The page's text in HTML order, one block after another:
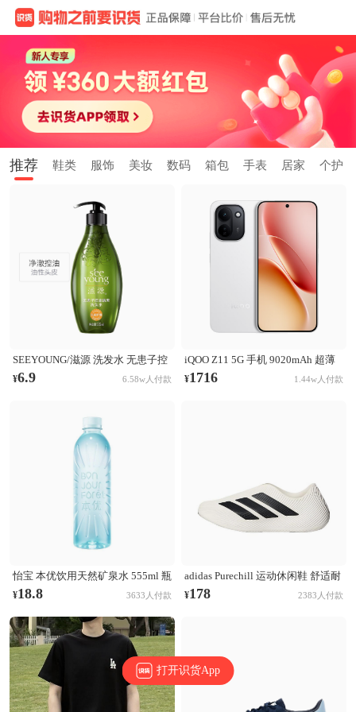
推荐 鞋类 服饰 美妆 数码 箱包 手表 居家 个护
SEEYOUNG/滋源 洗发水 无患子控
油清爽洗发水 无硅油 【油性】无
¥6.9 6.58w人付款
iQOO Z11 5G 手机 9020mAh 超薄
青海电池 165Hz护眼屏 学生 电竞
¥1716 1.44w人付款
怡宝 本优饮用天然矿泉水 555ml 瓶
装 膜包装非矿泉水
¥18.8 3633人付款
adidas Purechill 运动休闲鞋 舒适耐
磨防滑贴合 亮白色/黑色
¥178 2383人付款
打开识货App